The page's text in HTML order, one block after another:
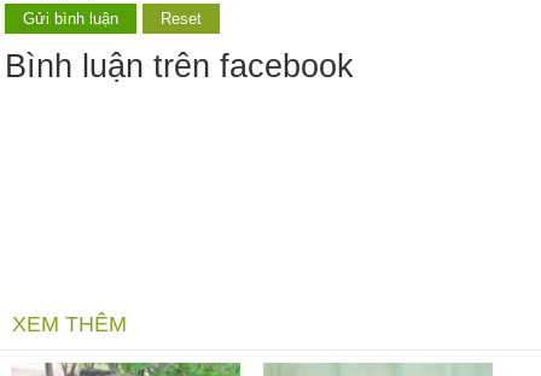
Bình luận trên facebook
XEM THÊM